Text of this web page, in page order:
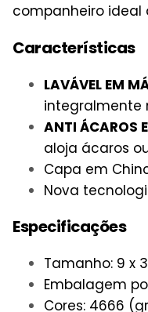
companheiro ideal
Características
LAVÁVEL EM
integralmente
ANTI ÁCAROS
aloja ácaros
Capa em
Nova
Especificações
Tamanho: 9 x
Embalagem
Cores: 4666